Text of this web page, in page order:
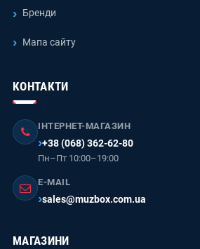
Бренди
Мапа сайту
КОНТАКТИ
ІНТЕРНЕТ-МАГАЗИН
+38 (068) 362-62-80
Пн–Пт 10:00–19:00
E-MAIL
sales@muzbox.com.ua
МАГАЗИНИ